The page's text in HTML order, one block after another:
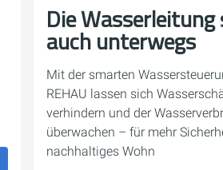
Die
auch unterwegs
Mit der smarten
REHAU lassen sich
verhindern und der
überwachen – für mehr
nachhaltiges Wohn